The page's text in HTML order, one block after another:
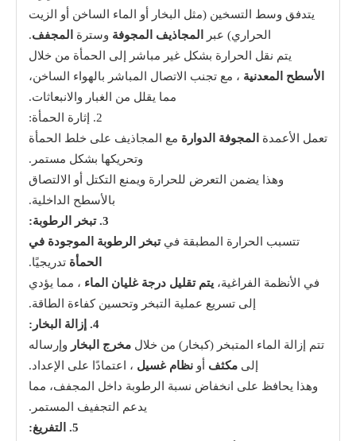
يتدفق وسط التسخين (مثل البخار أو الماء الساخن أو الزيت
الحراري) عبر
المجاذيف المجوفة وسترة المجفف.
يتم نقل الحرارة بشكل غير مباشر إلى الحمأة من خلال
الأسطح المعدنية ، مع تجنب الاتصال المباشر بالهواء الساخن،
مما يقلل من الغبار والانبعاثات.
2. إثارة الحمأة:
تعمل الأعمدة
المجوفة الدوارة مع المجاذيف على خلط الحمأة
وتحريكها بشكل مستمر.
وهذا يضمن التعرض للحرارة ويمنع التكتل أو الالتصاق
بالأسطح الداخلية.
3. تبخر الرطوبة:
تتسبب الحرارة المطبقة فيتبخر الرطوبة الموجودة في
الحمأة تدريجيًا.
في الأنظمة الفراغية، يتم تقليل درجة غليان الماء ، مما يؤدي
إلى تسريع عملية التبخر وتحسين كفاءة الطاقة.
4. إزالة البخار:
تتم إزالة الماء المتبخر (كبخار) من خلال مخرج البخار وإرساله
إلى مكثف أو نظام غسيل ، اعتمادًا على الإعداد.
وهذا يحافظ على انخفاض نسبة الرطوبة داخل المجفف، مما
يدعم التجفيف المستمر.
5. التفريغ: